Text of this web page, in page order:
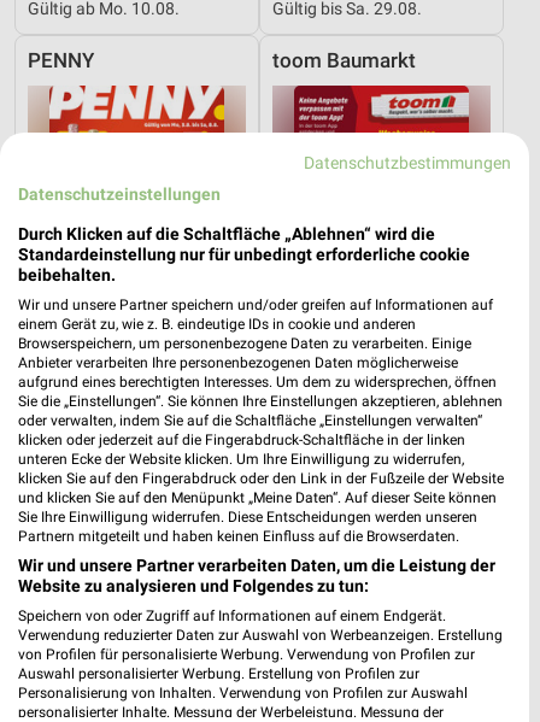
Gültig ab Mo. 10.08. Gültig bis Sa. 29.08.
PENNY
20,4 km
Angebote ab 03.08.
Noch morgen gültig
toom Baumarkt
38,8 km
Angebote ab 01.08.
Noch heute gültig
Kaufland Opti Wohnwelt
Datenschutzbestimmungen
Datenschutzeinstellungen
Durch Klicken auf die Schaltfläche „Ablehnen“ wird die
Standardeinstellung nur für unbedingt erforderliche cookie
beibehalten.
Wir und unsere Partner speichern und/oder greifen auf Informationen auf
einem Gerät zu, wie z. B. eindeutige IDs in cookie und anderen
Browserspeichern, um personenbezogene Daten zu verarbeiten. Einige
Anbieter verarbeiten Ihre personenbezogenen Daten möglicherweise
aufgrund eines berechtigten Interesses. Um dem zu widersprechen, öffnen
Sie die „Einstellungen“. Sie können Ihre Einstellungen akzeptieren, ablehnen
oder verwalten, indem Sie auf die Schaltfläche „Einstellungen verwalten“
klicken oder jederzeit auf die Fingerabdruck-Schaltfläche in der linken
unteren Ecke der Website klicken. Um Ihre Einwilligung zu widerrufen,
klicken Sie auf den Fingerabdruck oder den Link in der Fußzeile der Website
und klicken Sie auf den Menüpunkt „Meine Daten“. Auf dieser Seite können
Sie Ihre Einwilligung widerrufen. Diese Entscheidungen werden unseren
Partnern mitgeteilt und haben keinen Einfluss auf die Browserdaten.
Wir und unsere Partner verarbeiten Daten, um die Leistung der
Website zu analysieren und Folgendes zu tun:
Speichern von oder Zugriff auf Informationen auf einem Endgerät.
Verwendung reduzierter Daten zur Auswahl von Werbeanzeigen. Erstellung
von Profilen für personalisierte Werbung. Verwendung von Profilen zur
Auswahl personalisierter Werbung. Erstellung von Profilen zur
Personalisierung von Inhalten. Verwendung von Profilen zur Auswahl
personalisierter Inhalte. Messung der Werbeleistung. Messung der